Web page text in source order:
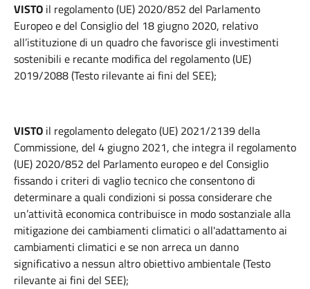
VISTO il regolamento (UE) 2020/852 del Parlamento
Europeo e del Consiglio del 18 giugno 2020, relativo
all’istituzione di un quadro che favorisce gli investimenti
sostenibili e recante modifica del regolamento (UE)
2019/2088 (Testo rilevante ai fini del SEE);
VISTO il regolamento delegato (UE) 2021/2139 della
Commissione, del 4 giugno 2021, che integra il regolamento
(UE) 2020/852 del Parlamento europeo e del Consiglio
fissando i criteri di vaglio tecnico che consentono di
determinare a quali condizioni si possa considerare che
un’attività economica contribuisce in modo sostanziale alla
mitigazione dei cambiamenti climatici o all'adattamento ai
cambiamenti climatici e se non arreca un danno
significativo a nessun altro obiettivo ambientale (Testo
rilevante ai fini del SEE);